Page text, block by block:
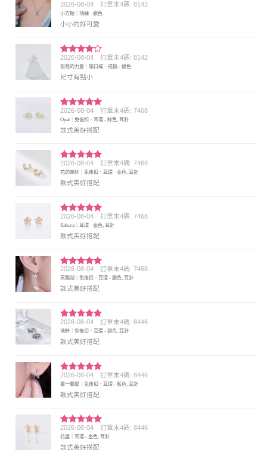
評分5 滿
分 5
2026-08-04 訂單末4碼: 8142
小方糖｜項鍊 - 銀色
小小的好可愛
評分4
滿分 5
2026-08-04 訂單末4碼: 8142
無限的力量｜開口戒．戒指 - 銀色
尺寸有點小
評分5滿
分 5
2026-08-04 訂單末4碼: 7468
Opal｜免後扣．耳環 - 綠色, 耳針
款式美好搭配
評分5 滿
分 5
2026-08-04 訂單末4碼: 7468
花的嫁紗｜免後扣．耳環 - 金色, 耳針
款式美好搭配
評分5 滿
分 5
2026-08-04 訂單末4碼: 7468
Sakura｜耳環 - 金色, 耳針
款式美好搭配
評分5 滿
分 5
2026-08-04 訂單末4碼: 7468
天鵝湖｜免後扣．耳環 - 銀色, 耳針
款式美好搭配
評分5 滿
分 5
2026-08-04 訂單末4碼: 8446
池畔｜免後扣．耳環 - 銀色, 耳針
款式美好搭配
評分5滿
分 5
2026-08-04 訂單末4碼: 8446
畫一顆星｜免後扣．耳環 - 藍色, 耳針
款式美好搭配
評分5 滿
分 5
2026-08-04 訂單末4碼: 8446
花語｜耳環 - 金色, 耳針
款式美好搭配